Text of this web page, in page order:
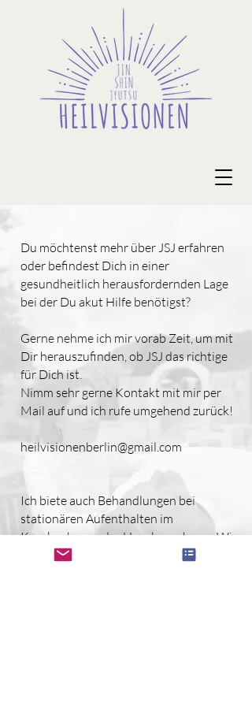
Du möchtenst mehr über JSJ erfahren
oder befindest Dich in einer
gesundheitlich herausfordernden Lage
bei der Du akut Hilfe benötigst?
Gerne nehme ich mir vorab Zeit, um mit
Dir herauszufinden, ob JSJ das richtige
für Dich ist.
Nimm sehr gerne Kontakt mit mir per
Mail auf und ich rufe umgehend zurück!
heilvisionenberlin@gmail.com
Ich biete auch Behandlungen bei
stationären Aufenthalten im
Krankenhaus oder Hausbesuche an. Wir
finden bestimmt einen Weg zueinander.